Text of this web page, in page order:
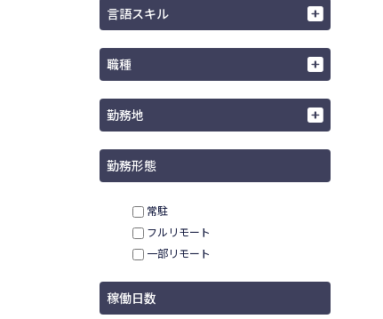
言語スキル
職種
勤務地
勤務形態
常駐
フルリモート
一部リモート
稼働日数